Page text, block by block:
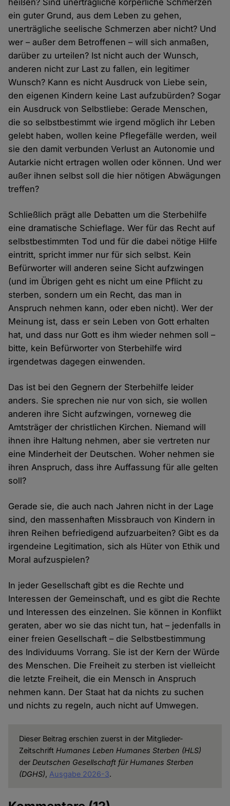
ein guter Grund, aus dem Leben zu gehen,
unerträgliche seelische Schmerzen aber nicht? Und
wer – außer dem Betroffenen – will sich anmaßen,
darüber zu urteilen? Ist nicht auch der Wunsch,
anderen nicht zur Last zu fallen, ein legitimer
Wunsch? Kann es nicht Ausdruck von Liebe sein,
den eigenen Kindern keine Last aufzubürden? Sogar
ein Ausdruck von Selbstliebe: Gerade Menschen,
die so selbstbestimmt wie irgend möglich ihr Leben
gelebt haben, wollen keine Pflegefälle werden, weil
sie den damit verbunden Verlust an Autonomie und
Autarkie nicht ertragen wollen oder können. Und wer
außer ihnen selbst soll die hier nötigen Abwägungen
treffen?
Schließlich prägt alle Debatten um die Sterbehilfe
eine dramatische Schieflage. Wer für das Recht auf
selbstbestimmten Tod und für die dabei nötige Hilfe
eintritt, spricht immer nur für sich selbst. Kein
Befürworter will anderen seine Sicht aufzwingen
(und im Übrigen geht es nicht um eine Pflicht zu
sterben, sondern um ein Recht, das man in
Anspruch nehmen kann, oder eben nicht). Wer der
Meinung ist, dass er sein Leben von Gott erhalten
hat, und dass nur Gott es ihm wieder nehmen soll –
bitte, kein Befürworter von Sterbehilfe wird
irgendetwas dagegen einwenden.
Das ist bei den Gegnern der Sterbehilfe leider
anders. Sie sprechen nie nur von sich, sie wollen
anderen ihre Sicht aufzwingen, vorneweg die
Amtsträger der christlichen Kirchen. Niemand will
ihnen ihre Haltung nehmen, aber sie vertreten nur
eine Minderheit der Deutschen. Woher nehmen sie
ihren Anspruch, dass ihre Auffassung für alle gelten
soll?
Gerade sie, die auch nach Jahren nicht in der Lage
sind, den massenhaften Missbrauch von Kindern in
ihren Reihen befriedigend aufzuarbeiten? Gibt es da
irgendeine Legitimation, sich als Hüter von Ethik und
Moral aufzuspielen?
In jeder Gesellschaft gibt es die Rechte und
Interessen der Gemeinschaft, und es gibt die Rechte
und Interessen des einzelnen. Sie können in Konflikt
geraten, aber wo sie das nicht tun, hat – jedenfalls in
einer freien Gesellschaft – die Selbstbestimmung
des Individuums Vorrang. Sie ist der Kern der Würde
des Menschen. Die Freiheit zu sterben ist vielleicht
die letzte Freiheit, die ein Mensch in Anspruch
nehmen kann. Der Staat hat da nichts zu suchen
und nichts zu regeln, auch nicht auf Umwegen.
Dieser Beitrag erschien zuerst in der Mitglieder-
Zeitschrift Humanes Leben Humanes Sterben (HLS)
der Deutschen Gesellschaft für Humanes Sterben
(DGHS), Ausgabe 2026-3.